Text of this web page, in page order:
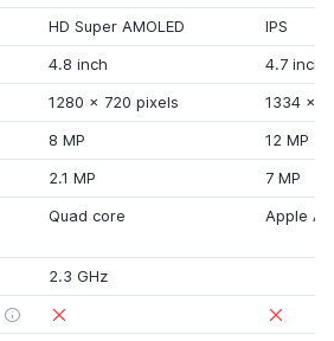
HD Super AMOLED
IPS
4.8 inch
4.7 inch
1280 x 720 pixels 1334 x
8 MP
12 MP
2.1 MP
7 MP
Quad core Apple
2.3 GHz